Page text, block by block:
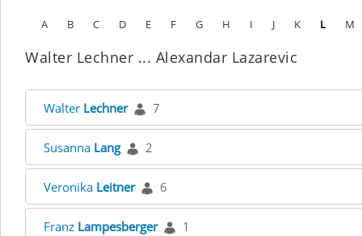
A B C D E F G H I J K L M
Walter Lechner ... Alexandar Lazarevic
Walter Lechner 7
Susanna Lang 2
Veronika Leitner 6
Franz Lampesberger 1